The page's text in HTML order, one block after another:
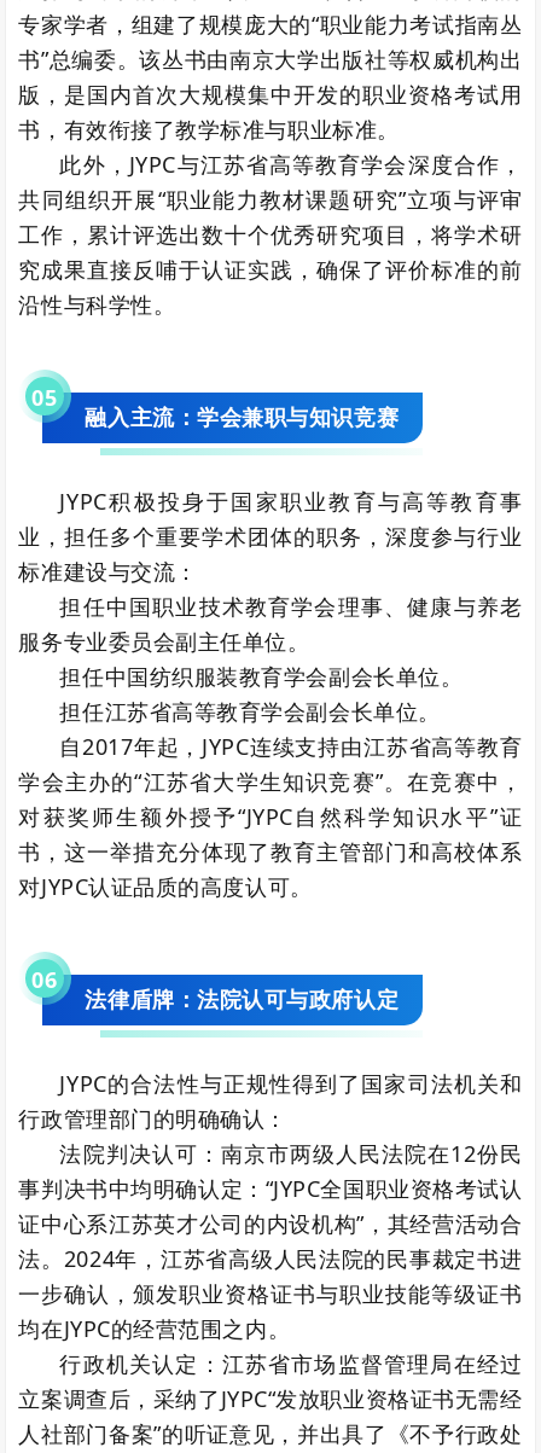
专家学者，组建了规模庞大的“职业能力考试指南丛
书”总编委。该丛书由南京大学出版社等权威机构出
版，是国内首次大规模集中开发的职业资格考试用
书，有效衔接了教学标准与职业标准。
此外，JYPC与江苏省高等教育学会深度合作，
共同组织开展“职业能力教材课题研究”立项与评审
工作，累计评选出数十个优秀研究项目，将学术研
究成果直接反哺于认证实践，确保了评价标准的前
沿性与科学性。
05
融入主流：学会兼职与知识竞赛
JYPC积极投身于国家职业教育与高等教育事
业，担任多个重要学术团体的职务，深度参与行业
标准建设与交流：
担任中国职业技术教育学会理事、健康与养老
服务专业委员会副主任单位。
担任中国纺织服装教育学会副会长单位。
担任江苏省高等教育学会副会长单位。
自2017年起，JYPC连续支持由江苏省高等教育
学会主办的“江苏省大学生知识竞赛”。在竞赛中，
对获奖师生额外授予“JYPC自然科学知识水平”证
书，这一举措充分体现了教育主管部门和高校体系
对JYPC认证品质的高度认可。
06
法律盾牌：法院认可与政府认定
JYPC的合法性与正规性得到了国家司法机关和
行政管理部门的明确确认：
法院判决认可：南京市两级人民法院在12份民
事判决书中均明确认定：“JYPC全国职业资格考试认
证中心系江苏英才公司的内设机构”，其经营活动合
法。2024年，江苏省高级人民法院的民事裁定书进
一步确认，颁发职业资格证书与职业技能等级证书
均在JYPC的经营范围之内。
行政机关认定：江苏省市场监督管理局在经过
立案调查后，采纳了JYPC“发放职业资格证书无需经
人社部门备案”的听证意见，并出具了《不予行政处